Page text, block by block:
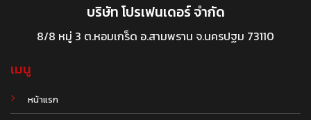
บริษัท โปรเฟนเดอร์ จำกัด
8/8 หมู่ 3 ต.หอมเกร็ด อ.สามพราน จ.นครปฐม 73110
เมนู
หน้าแรก